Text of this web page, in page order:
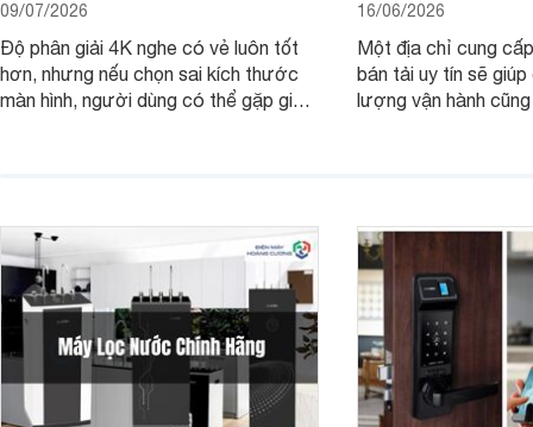
09/07/2026
Độ phân giải 4K nghe có vẻ luôn tốt
hơn, nhưng nếu chọn sai kích thước
màn hình, người dùng có thể gặp giao
16/06/2026
Một địa chỉ cung
bán tải uy tín sẽ
lượng vận hành